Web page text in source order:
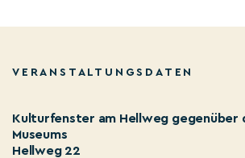
VERANSTALTUNGSDATEN
Kulturfenster am Hellweg gegenüber
Museums
Hellweg 22